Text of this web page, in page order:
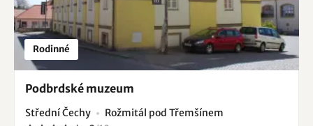
Rodinné
Podbrdské muzeum
Střední Čechy Rožmitál pod Třemšínem